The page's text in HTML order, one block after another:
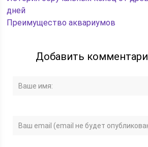
дней
Преимущество аквариумов
Добавить